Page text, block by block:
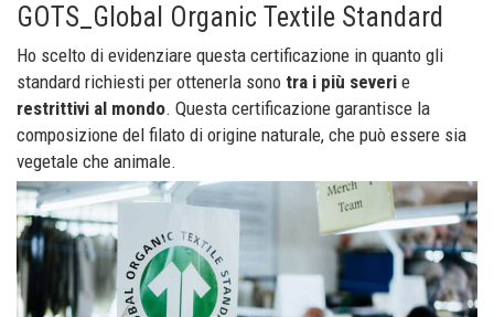
GOTS_Global Organic Textile Standard
Ho scelto di evidenziare questa certificazione in quanto gli
standard richiesti per ottenerla sono tra i più severi e
restrittivi al mondo. Questa certificazione garantisce la
composizione del filato di origine naturale, che può essere sia
vegetale che animale.